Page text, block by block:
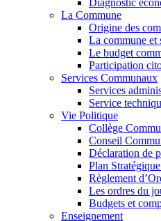
Diagnostic
La Commune
Origine des
La commune et
Le budget
Participation
Services Communaux
Services
Service
Vie Politique
Collège
Conseil
Déclaration de
Plan
Règlement
Les ordres du
Budgets et
Enseignement